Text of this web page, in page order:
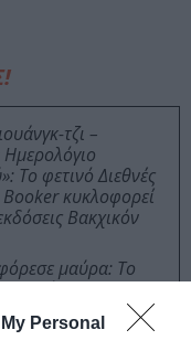
Personal
τζι –
Ημερολόγιο
Το φετινό Διεθνές
κυκλοφορεί
Βακχικόν
μαύρα: Το
του Κορνέλ